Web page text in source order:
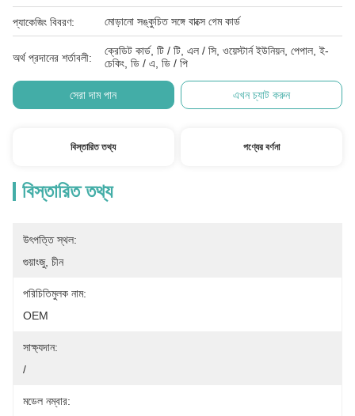
প্যাকেজিং বিবরণ: মোড়ানো সঙ্কুচিত সঙ্গে বাক্সে গেম কার্ড
অর্থ প্রদানের শর্তাবলী:
ক্রেডিট কার্ড, টি / টি, এল / সি, ওয়েস্টার্ন ইউনিয়ন, পেপাল, ই-
চেকিং, ডি / এ, ডি / পি
সেরা দাম পান এখন চ্যাট করুন
বিস্তারিত তথ্য পণ্যের বর্ণনা
বিস্তারিত তথ্য
উৎপত্তি স্থল:
গুয়াংজু, চীন
পরিচিতিমুলক নাম:
OEM
সাক্ষ্যদান:
/
মডেল নম্বার: